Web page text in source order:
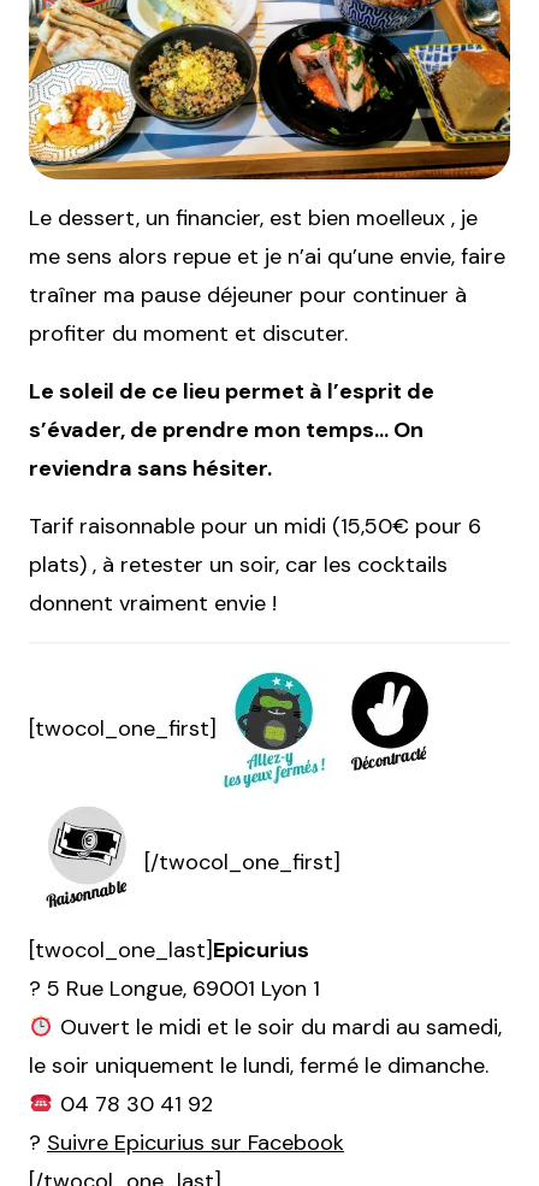
Le dessert, un financier, est bien moelleux , je
me sens alors repue et je n’ai qu’une envie, faire
traîner ma pause déjeuner pour continuer à
profiter du moment et discuter.
Le soleil de ce lieu permet à l’esprit de
s’évader, de prendre mon temps… On
reviendra sans hésiter.
Tarif raisonnable pour un midi (15,50€ pour 6
plats) , à retester un soir, car les cocktails
donnent vraiment envie !
[twocol_one_first]
[/twocol_one_first]
[twocol_one_last]Epicurius
? 5 Rue Longue, 69001 Lyon 1
Ouvert le midi et le soir du mardi au samedi,
le soir uniquement le lundi, fermé le dimanche.
04 78 30 41 92
? Suivre Epicurius sur Facebook